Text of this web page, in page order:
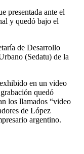
presentada ante el
y quedó bajo el
de Desarrollo
(Sedatu) de la
en un video
quedó
los llamados “video
de López
argentino.